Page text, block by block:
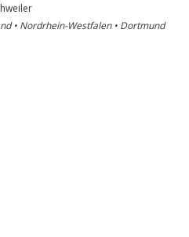
• Nordrhein-Westfalen • Dortmund